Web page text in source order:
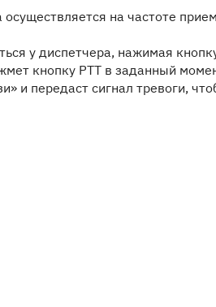
на частоте
у диспетчера, нажимая
кнопку РТТ в заданный
и передаст сигнал тревоги,